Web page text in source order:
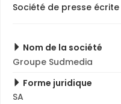
Société de presse
Nom de la société
Groupe Sudmedia
Forme juridique
SA